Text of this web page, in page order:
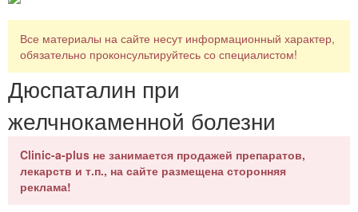
Все материалы на сайте несут информационный характер,
обязательно проконсультируйтесь со специалистом!
Дюспаталин при
желчнокаменной болезни
Clinic-a-plus не занимается продажей препаратов,
лекарств и т.п., на сайте размещена сторонняя
реклама!